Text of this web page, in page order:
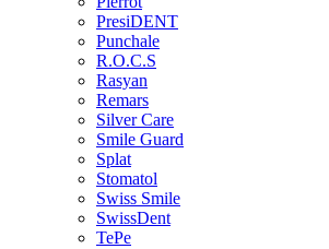
PresiDENT
Punchale
R.O.C.S
Rasyan
Remars
Silver Care
Smile Guard
Splat
Stomatol
Swiss Smile
SwissDent
TePe